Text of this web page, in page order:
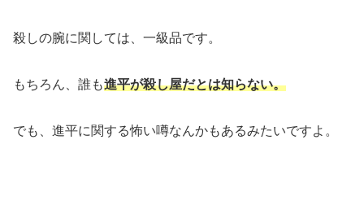
殺しの腕に関しては、一級品です。
もちろん、誰も進平が殺し屋だとは知らない。
でも、進平に関する怖い噂なんかもあるみたいですよ。